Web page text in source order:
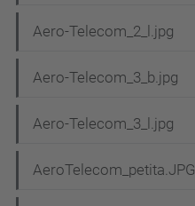
Aero-Telecom_2_l.jpg
Aero-Telecom_3_b.jpg
Aero-Telecom_3_l.jpg
AeroTelecom_petita.JPG